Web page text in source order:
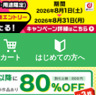
カート はじめての方へ